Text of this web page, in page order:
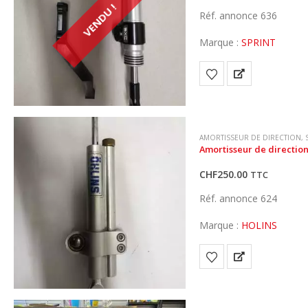
VENDU ! Réf. annonce 636
Marque : SPRINT
AMORTISSEUR DE DIRECTION,
Amortisseur de direction
CHF250.00 TTC
Réf. annonce 624
Marque : HOLINS